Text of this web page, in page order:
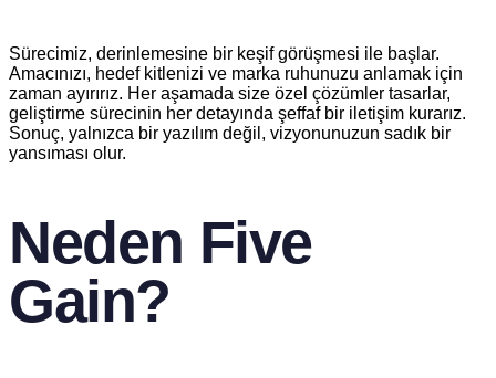
Sürecimiz, derinlemesine bir keşif görüşmesi ile başlar.
Amacınızı, hedef kitlenizi ve marka ruhunuzu anlamak için
zaman ayırırız. Her aşamada size özel çözümler tasarlar,
geliştirme sürecinin her detayında şeffaf bir iletişim kurarız.
Sonuç, yalnızca bir yazılım değil, vizyonunuzun sadık bir
yansıması olur.
Neden Five
Gain?